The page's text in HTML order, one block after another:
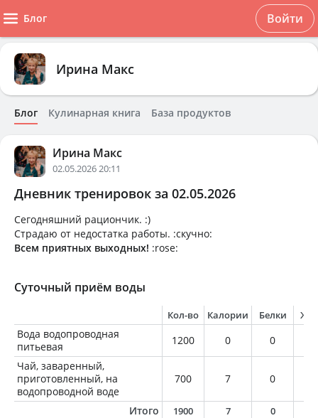
Блог Войти
Ирина Макс
Блог Кулинарная книга База продуктов
Ирина Макс
02.05.2026 20:11
Дневник тренировок за 02.05.2026
Сегодняшний рациончик. :)
Страдаю от недостатка работы. :скучно:
Всем приятных выходных! :rose:
Суточный приём воды
Кол-во Калории Белки
Вода водопроводная
питьевая
1200 0 0
Чай, заваренный,
приготовленный, на
водопроводной воде
700 7 0
Итого 1900 7 0